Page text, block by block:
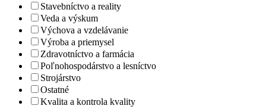
Stavebníctvo a reality
Veda a výskum
Výchova a vzdelávanie
Výroba a priemysel
Zdravotníctvo a farmácia
Poľnohospodárstvo a lesníctvo
Strojárstvo
Ostatné
Kvalita a kontrola kvality